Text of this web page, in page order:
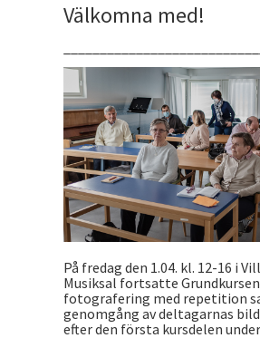
Välkomna med!
På fredag den 1.04. kl. 12-16 i
Musiksal fortsatte
fotografering med repetition
genomgång av deltagarnas
efter den första kursdelen